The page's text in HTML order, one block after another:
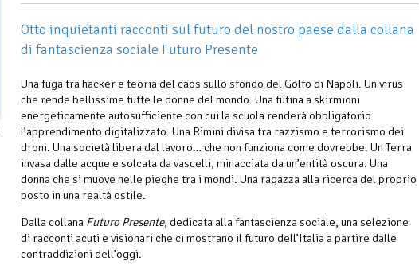
Otto inquietanti racconti sul futuro del nostro paese dalla collana
di fantascienza sociale Futuro Presente
Una fuga tra hacker e teoria del caos sullo sfondo del Golfo di Napoli. Un virus
che rende bellissime tutte le donne del mondo. Una tutina a skirmioni
energeticamente autosufficiente con cui la scuola renderà obbligatorio
l’apprendimento digitalizzato. Una Rimini divisa tra razzismo e terrorismo dei
droni. Una società libera dal lavoro… che non funziona come dovrebbe. Un Terra
invasa dalle acque e solcata da vascelli, minacciata da un’entità oscura. Una
donna che si muove nelle pieghe tra i mondi. Una ragazza alla ricerca del proprio
posto in una realtà ostile.
Dalla collana Futuro Presente, dedicata alla fantascienza sociale, una selezione
di racconti acuti e visionari che ci mostrano il futuro dell’Italia a partire dalle
contraddizioni dell’oggi.